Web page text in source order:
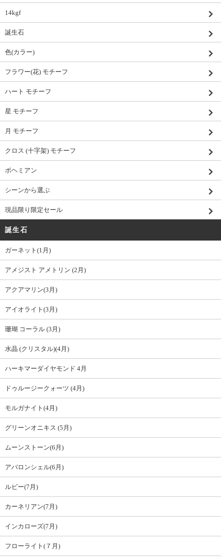
14kgf
誕生石
色(カラー)
フラワー(花) モチーフ
ハート モチーフ
星 モチーフ
月 モチーフ
クロス (十字架) モチーフ
ボヘミアン
シーンから選ぶ
現品限り限定セール
誕生石
ガーネット(1月)
アメジスト アメトリン (2月)
アクアマリン(3月)
アイオライト(3月)
珊瑚 コーラル (3月)
水晶 (クリスタル)(4月)
ハーキマーダイヤモンド 4月
ドゥルージークォーツ (4月)
モルガナイト(4月)
グリーンオニキス (5月)
ムーンストーン(6月)
アバロンシェル(6月)
ルビー(7月)
カーネリアン(7月)
インカローズ(7月)
フローライト(７月)